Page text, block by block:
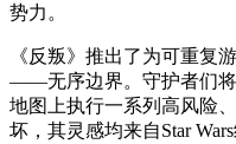
势力。
《反叛》推出了为可重复
——无序边界。守护者们将
地图上执行一系列高风险
坏，其灵感均来自Star